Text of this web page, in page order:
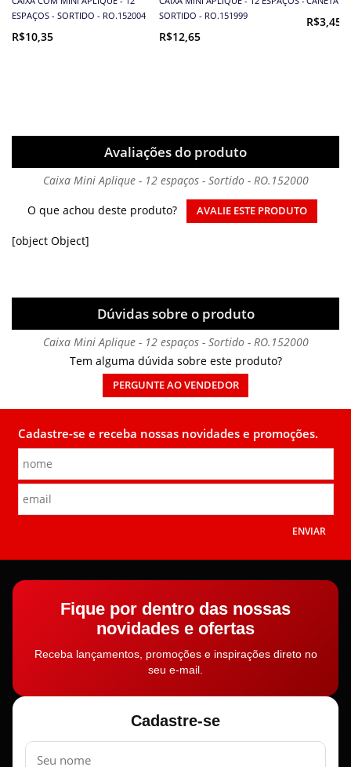
ESPAÇOS - SORTIDO - RO.152004
R$10,35
SORTIDO - RO.151999
R$12,65
R$3,45
Avaliações do produto
Caixa Mini Aplique - 12 espaços - Sortido - RO.152000
O que achou deste produto?
AVALIE ESTE PRODUTO
[object Object]
Dúvidas sobre o produto
Caixa Mini Aplique - 12 espaços - Sortido - RO.152000
Tem alguma dúvida sobre este produto?
PERGUNTE AO VENDEDOR
Cadastre-se e receba nossas novidades e promoções.
ENVIAR
Fique por dentro das nossas
novidades e ofertas
Receba lançamentos, promoções e inspirações direto no
seu e-mail.
Cadastre-se
Nome